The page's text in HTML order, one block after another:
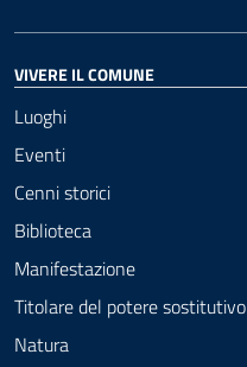
VIVERE IL COMUNE
Luoghi
Eventi
Cenni storici
Biblioteca
Manifestazione
Titolare del potere sostitutivo
Natura